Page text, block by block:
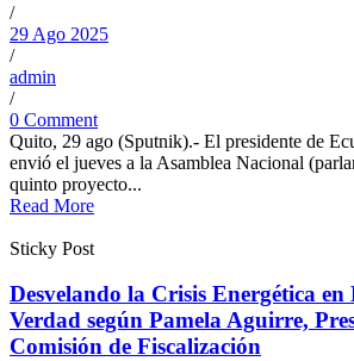
/
29 Ago 2025
/
admin
/
0 Comment
Quito, 29 ago (Sputnik).- El presidente de
envió el jueves a la Asamblea Nacional
quinto proyecto...
Read More
Sticky Post
Desvelando la Crisis Energética
Verdad según Pamela Aguirre,
Comisión de Fiscalización